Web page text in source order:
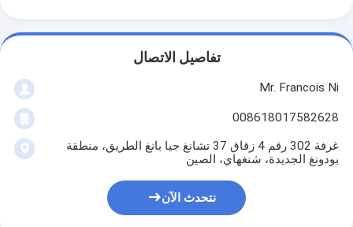
تفاصيل الاتصال
Mr. Francois Ni
008618017582628
غرفة 302 رقم 4 زقاق 37 تشانغ جيا بانغ الطريق، منطقة
بودونغ الجديدة، شنغهاي، الصين
نتحدث الآن